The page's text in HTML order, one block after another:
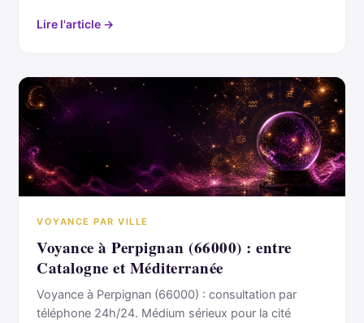
Lire l'article →
VOYANCE PAR VILLE
Voyance à Perpignan (66000) : entre
Catalogne et Méditerranée
Voyance à Perpignan (66000) : consultation par
téléphone 24h/24. Médium sérieux pour la cité